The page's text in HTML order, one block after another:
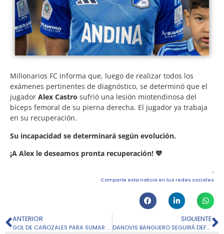
Millonarios FC informa que, luego de realizar todos los
exámenes pertinentes de diagnóstico, se determinó que el
jugador Alex Castro sufrió una lesión miotendinosa del
bíceps femoral de su pierna derecha. El jugador ya trabaja
en su recuperación.
Su incapacidad se determinará según evolución.
¡A Alex le deseamos pronta recuperación! 💙
Comparte esta noticia en tus redes sociales
ANTERIOR
GOL DE CAÑOZALES PARA SUMAR TRES PUNTOS CONTRA SANTA FE
SIGUIENTE
DANOVIS BANGUERO SEGUIRÁ DEFENDIENDO LA CAMISETA ‘EMBAJADORA’